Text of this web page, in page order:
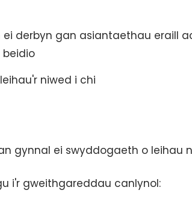
derbyn gan asiantaethau eraill
niwed i chi
gynnal ei swyddogaeth o leihau
i'r gweithgareddau canlynol: